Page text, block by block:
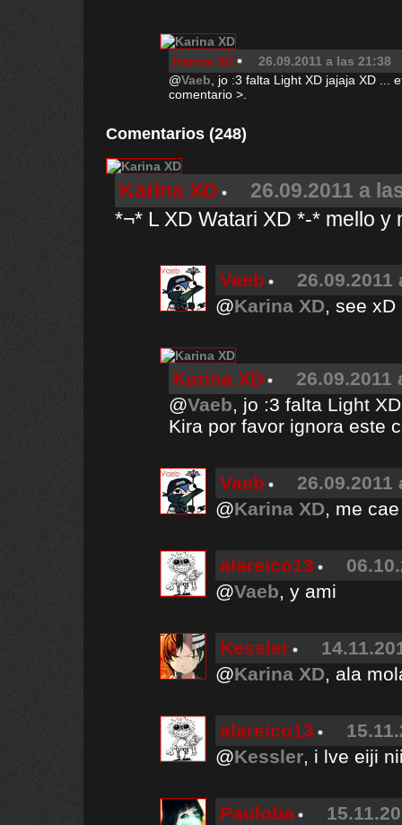
Karina XD
26.09.2011 a las 21:38
@Vaeb , jo :3 falta Light XD jajaja XD
comentario >.
Comentarios (248)
Karina XD
26.09.2011 a
*¬* L XD Watari XD *-* mello y
Vaeb
26.09.2011
@Karina XD, see xD
Karina XD
26.09.2011
@Vaeb, jo :3 falta Light
Kira por favor ignora este
Vaeb
26.09.2011
@Karina XD, me
alareico13
@Vaeb, y ami
Kessler
@Karina XD, ala
alareico13
@Kessler, i lve eiji
Pauloba